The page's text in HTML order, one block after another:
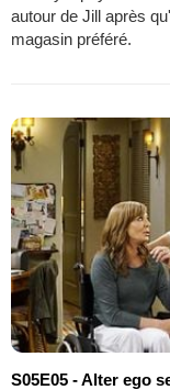
autour de Jill après
magasin préféré.
S05E05 - Alter ego